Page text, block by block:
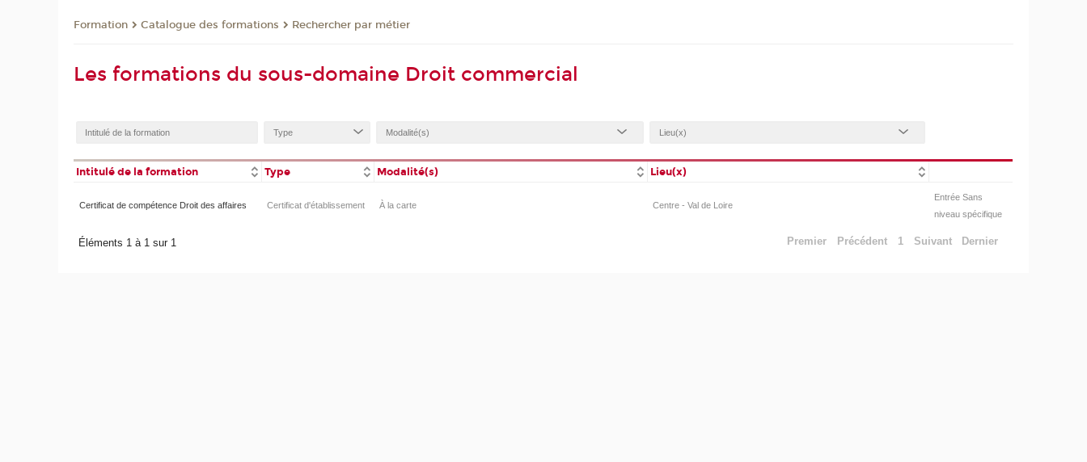
Formation Catalogue des formations Rechercher par métier
Les formations du sous-domaine Droit commercial
Intitulé de la formation Type Modalité(s) Lieu(x)
Certificat de compétence Droit des affaires Certificat d'établissement À la carte Centre - Val de Loire
Entrée Sans
niveau spécifique
Éléments 1 à 1 sur 1 Premier Précédent 1 Suivant Dernier